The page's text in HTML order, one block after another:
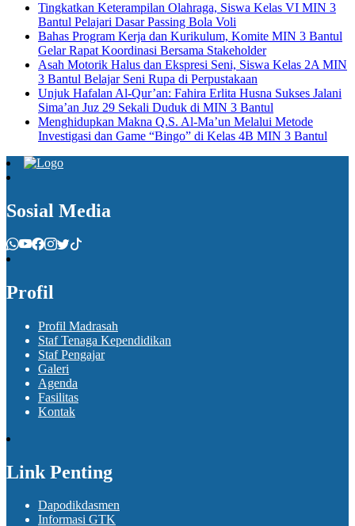
Tingkatkan Keterampilan Olahraga, Siswa Kelas VI MIN 3
Bantul Pelajari Dasar Passing Bola Voli
Bahas Program Kerja dan Kurikulum, Komite MIN 3 Bantul
Gelar Rapat Koordinasi Bersama Stakeholder
Asah Motorik Halus dan Ekspresi Seni, Siswa Kelas 2A MIN
3 Bantul Belajar Seni Rupa di Perpustakaan
Unjuk Hafalan Al-Qur’an: Fahira Erlita Husna Sukses Jalani
Sima’an Juz 29 Sekali Duduk di MIN 3 Bantul
Menghidupkan Makna Q.S. Al-Ma’un Melalui Metode
Investigasi dan Game “Bingo” di Kelas 4B MIN 3 Bantul
Sosial Media
Profil
Profil Madrasah
Staf Tenaga Kependidikan
Staf Pengajar
Galeri
Agenda
Fasilitas
Kontak
Link Penting
Dapodikdasmen
Informasi GTK